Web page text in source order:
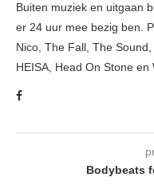
Buiten muziek en uitgaan
er 24 uur mee bezig ben.
Nico, The Fall, The
HEISA, Head On Stone en
Bodybeats